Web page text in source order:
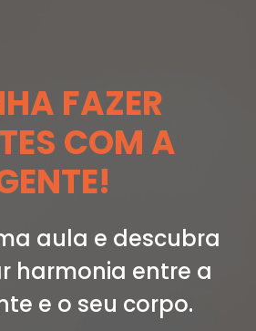
FAZER
COM A
aula e descubra
harmonia entre a
e o seu corpo.